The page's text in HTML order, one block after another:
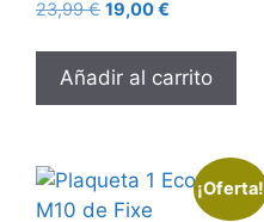
23,99€ 19,00€
Añadir al carrito
¡Oferta!